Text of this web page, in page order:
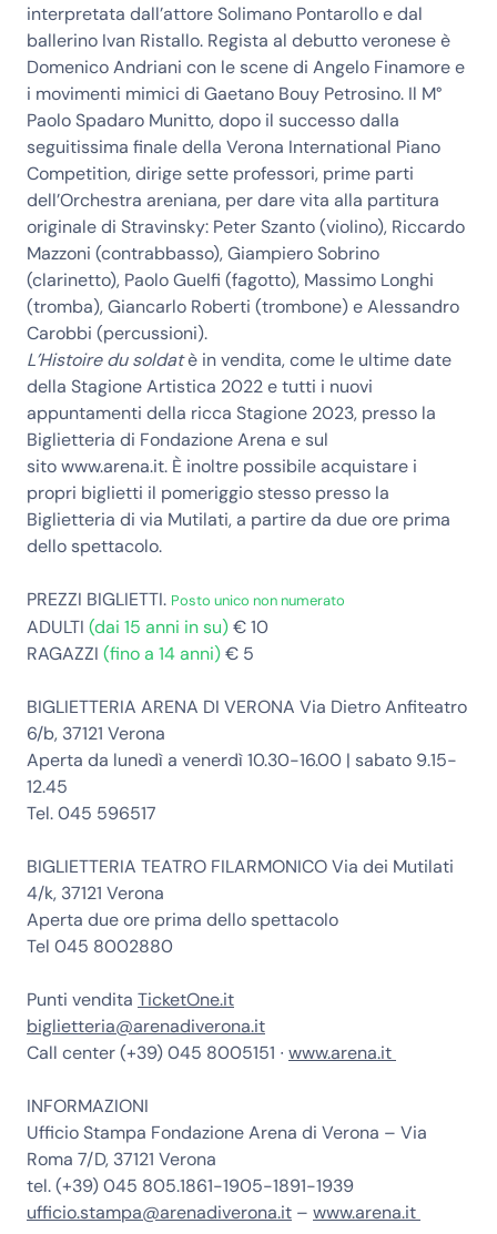
interpretata dall’attore Solimano Pontarollo e dal
ballerino Ivan Ristallo. Regista al debutto veronese è
Domenico Andriani con le scene di Angelo Finamore e
i movimenti mimici di Gaetano Bouy Petrosino. Il M°
Paolo Spadaro Munitto, dopo il successo dalla
seguitissima finale della Verona International Piano
Competition, dirige sette professori, prime parti
dell’Orchestra areniana, per dare vita alla partitura
originale di Stravinsky: Peter Szanto (violino), Riccardo
Mazzoni (contrabbasso), Giampiero Sobrino
(clarinetto), Paolo Guelfi (fagotto), Massimo Longhi
(tromba), Giancarlo Roberti (trombone) e Alessandro
Carobbi (percussioni).
L’Histoire du soldatè in vendita, come le ultime date
della Stagione Artistica 2022 e tutti i nuovi
appuntamenti della ricca Stagione 2023, presso la
Biglietteria di Fondazione Arena e sul
sitowww.arena.it. È inoltre possibile acquistare i
propri biglietti il pomeriggio stesso presso la
Biglietteria di via Mutilati, a partire da due ore prima
dello spettacolo.
PREZZI BIGLIETTI. Posto unico non numerato
ADULTI (dai 15 anni in su)€ 10
RAGAZZI (fino a 14 anni)€ 5
BIGLIETTERIA ARENA DI VERONA Via Dietro Anfiteatro
6/b, 37121 Verona
Aperta da lunedì a venerdì 10.30-16.00 | sabato 9.15-
12.45
Tel. 045 596517
BIGLIETTERIA TEATRO FILARMONICOVia dei Mutilati
4/k, 37121 Verona
Aperta due ore prima dello spettacolo
Tel 045 8002880
Punti vendita TicketOne.it
biglietteria@arenadiverona.it
Call center (+39) 045 8005151 ∙ www.arena.it
INFORMAZIONI
Ufficio Stampa Fondazione Arena di Verona – Via
Roma 7/D, 37121 Verona
tel. (+39) 045 805.1861-1905-1891-1939
ufficio.stampa@arenadiverona.it – www.arena.it